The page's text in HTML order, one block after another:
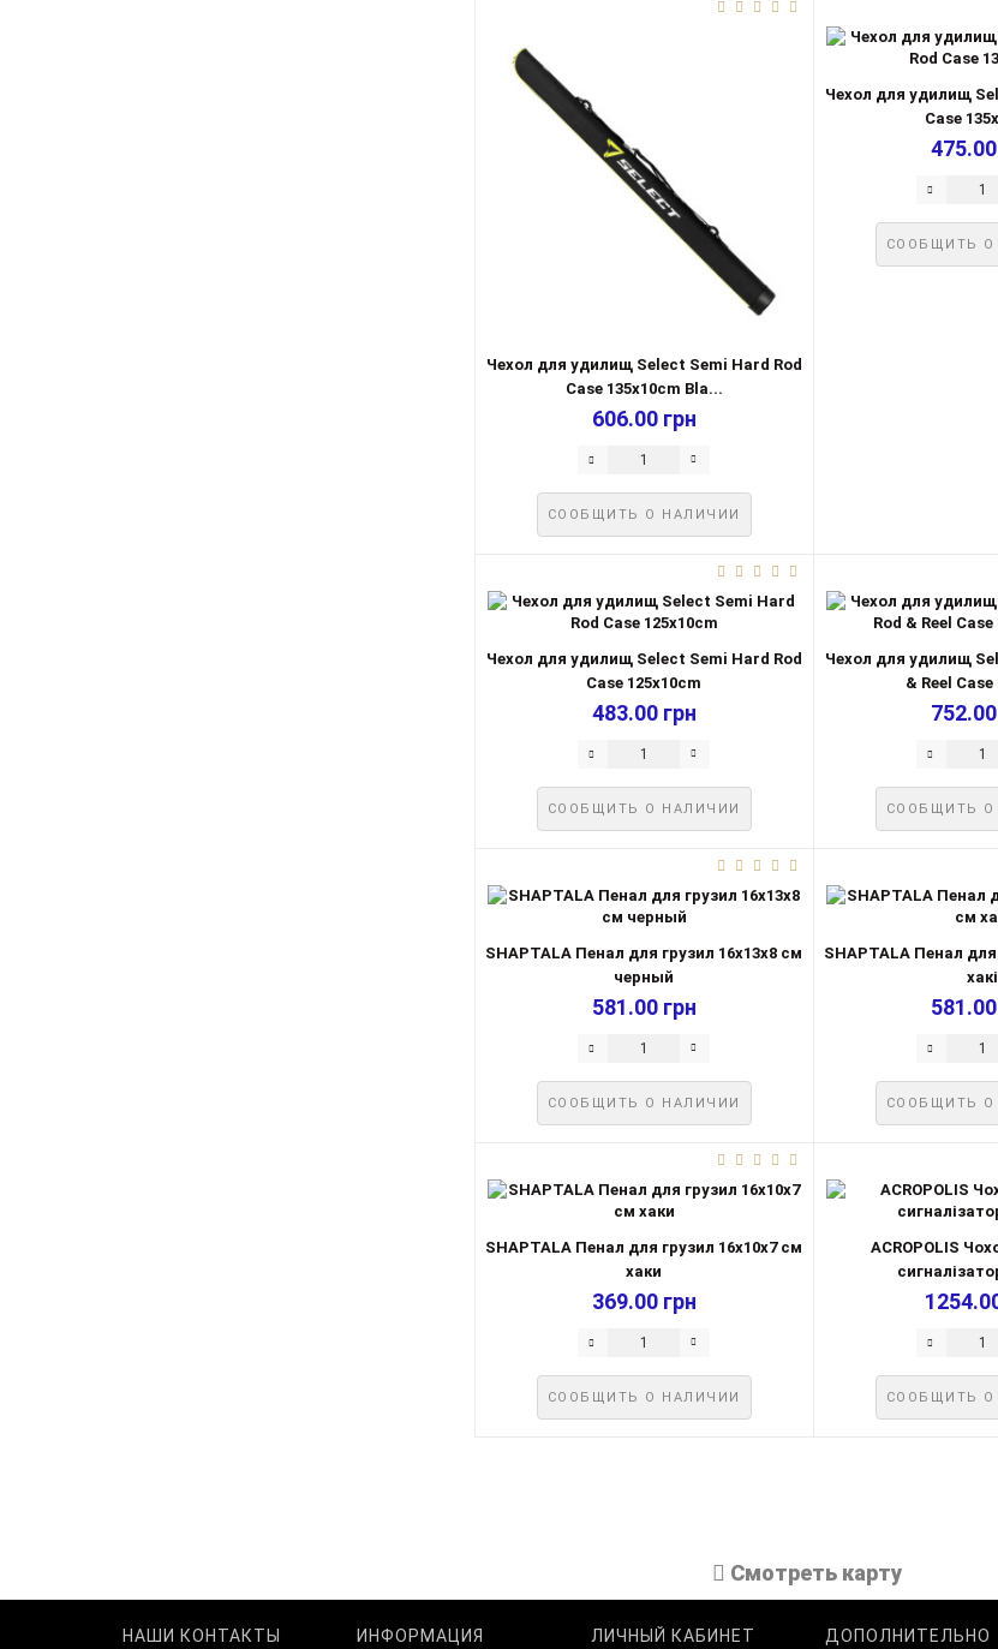
Чехол для удилищ Select Semi Hard Rod
Case 135x10cm Bla...
606.00 грн
СООБЩИТЬ О НАЛИЧИИ
Чехол для удилищ
Case
СООБЩИТЬ О
Чехол для удилищ Select Semi Hard Rod
Case 125x10cm
483.00 грн
СООБЩИТЬ О НАЛИЧИИ
Чехол для удилищ
& Reel
СООБЩИТЬ О
SHAPTALA Пенал для грузил 16х13х8 см
черный
581.00 грн
СООБЩИТЬ О НАЛИЧИИ
SHAPTALA Пенал для
хакі
СООБЩИТЬ О
SHAPTALA Пенал для грузил 16х10х7 см
хаки
369.00 грн
СООБЩИТЬ О НАЛИЧИИ
ACROPOLIS
СООБЩИТЬ О
Cмотреть карту
НАШИ КОНТАКТЫ ИНФОРМАЦИЯ ЛИЧНЫЙ КАБИНЕТ ДОПОЛНИТЕЛЬНО